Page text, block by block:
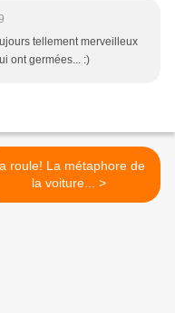
tellement merveilleux
ont germées... :)
roule! La métaphore de
la voiture... >